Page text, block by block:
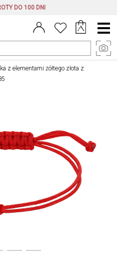
DO 100 DNI
Menu
główne
z elementami żółtego złota z